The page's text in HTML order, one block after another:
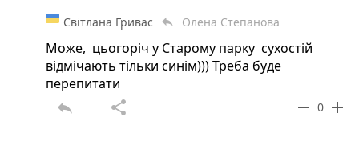
Світлана Гривас reply Олена Степанова
Може, цьогоріч у Старому парку сухостій
відмічають тільки синім))) Треба буде
перепитати
reply share remove 0 add